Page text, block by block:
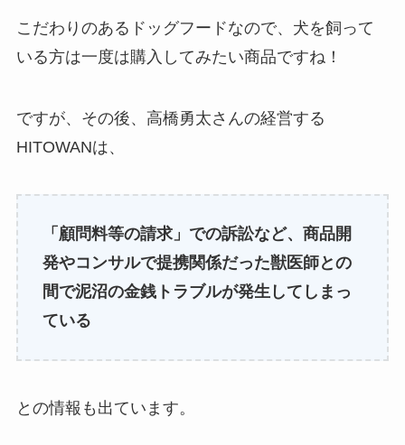
こだわりのあるドッグフードなので、犬を飼って
いる方は一度は購入してみたい商品ですね！
ですが、その後、高橋勇太さんの経営する
HITOWANは、
「顧問料等の請求」での訴訟など、商品開
発やコンサルで提携関係だった獣医師との
間で泥沼の金銭トラブルが発生してしまっ
ている
との情報も出ています。